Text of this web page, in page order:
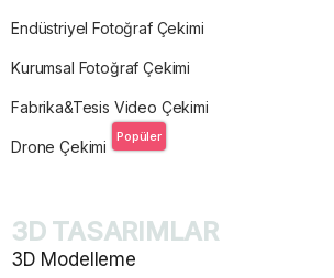
Endüstriyel Fotoğraf Çekimi
Kurumsal Fotoğraf Çekimi
Fabrika&Tesis Video Çekimi
Drone Çekimi
Popüler
3D TASARIMLAR
3D Modelleme